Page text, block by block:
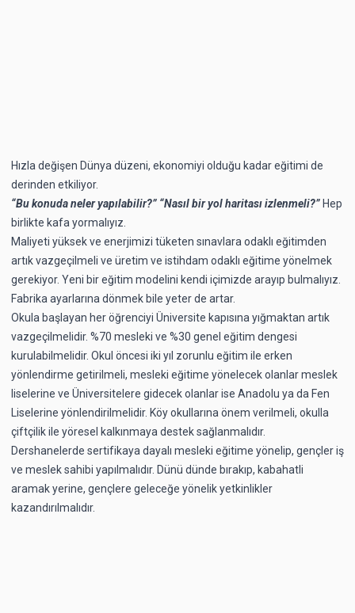
Hızla değişen Dünya düzeni, ekonomiyi olduğu kadar eğitimi de
derinden etkiliyor.
“Bu konuda neler yapılabilir?” “Nasıl bir yol haritası izlenmeli?”Hep
birlikte kafa yormalıyız.
Maliyeti yüksek ve enerjimizi tüketen sınavlara odaklı eğitimden
artık vazgeçilmeli ve üretim ve istihdam odaklı eğitime yönelmek
gerekiyor. Yeni bir eğitim modelini kendi içimizde arayıp bulmalıyız.
Fabrika ayarlarına dönmek bile yeter de artar.
Okula başlayan her öğrenciyi Üniversite kapısına yığmaktan artık
vazgeçilmelidir. %70 mesleki ve %30 genel eğitim dengesi
kurulabilmelidir. Okul öncesi iki yıl zorunlu eğitim ile erken
yönlendirme getirilmeli, mesleki eğitime yönelecek olanlar meslek
liselerine ve Üniversitelere gidecek olanlar ise Anadolu ya da Fen
Liselerine yönlendirilmelidir. Köy okullarına önem verilmeli, okulla
çiftçilik ile yöresel kalkınmaya destek sağlanmalıdır.
Dershanelerde sertifikaya dayalı mesleki eğitime yönelip, gençler iş
ve meslek sahibi yapılmalıdır. Dünü dünde bırakıp, kabahatli
aramak yerine, gençlere geleceğe yönelik yetkinlikler
kazandırılmalıdır.